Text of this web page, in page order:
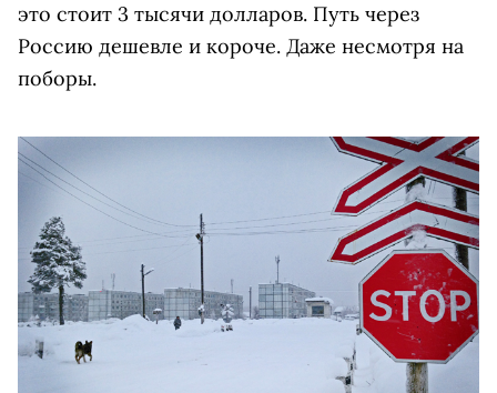
это стоит 3 тысячи долларов. Путь через
Россию дешевле и короче. Даже несмотря на
поборы.